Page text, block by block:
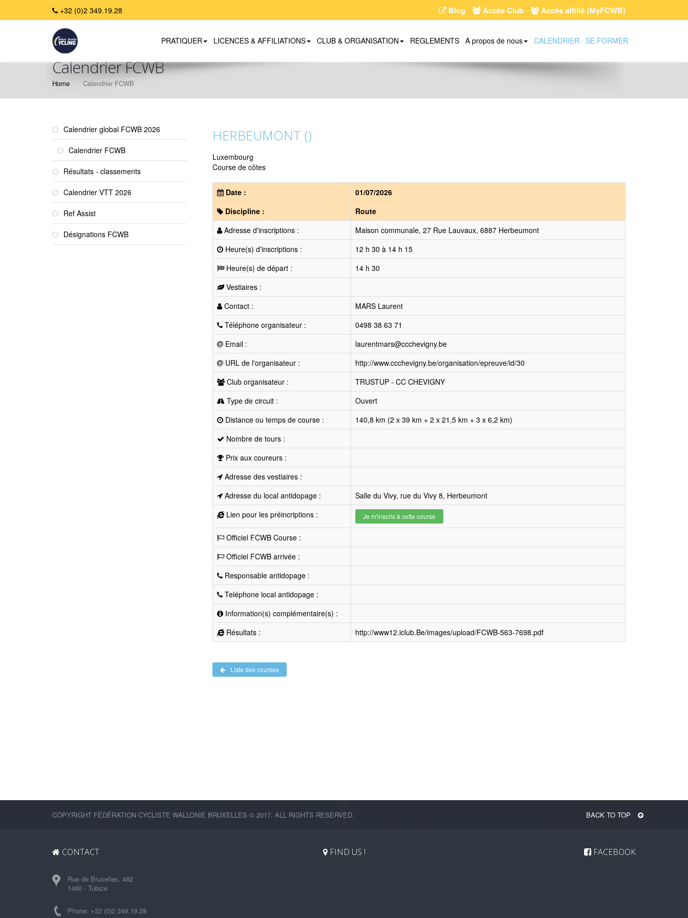
+32 (0)2 349.19.28 Blog Accès Club Accès affilié (MyFCWB)
PRATIQUER LICENCES & AFFILIATIONS CLUB & ORGANISATION REGLEMENTS A propos de nous CALENDRIER SE FORMER
Calendrier FCWB
Home Calendrier FCWB
Calendrier global FCWB 2026
Calendrier FCWB
Résultats - classements
Calendrier VTT 2026
Ref Assist
Désignations FCWB
HERBEUMONT ()
Luxembourg
Course de côtes
Date :
01/07/2026
Discipline :
Route
Adresse d'inscriptions :
Maison communale, 27 Rue Lauvaux, 6887 Herbeumont
Heure(s) d'inscriptions :
12 h 30 à 14 h 15
Heure(s) de départ :
14 h 30
Vestiaires :
Contact :
MARS Laurent
Téléphone organisateur :
0498 38 63 71
Email :
laurentmars@ccchevigny.be
URL de l'organisateur :
http://www.ccchevigny.be/organisation/epreuve/id/30
Club organisateur :
TRUSTUP - CC CHEVIGNY
Type de circuit :
Ouvert
Distance ou temps de course :
140,8 km (2 x 39 km + 2 x 21,5 km + 3 x 6,2 km)
Nombre de tours :
Prix aux coureurs :
Adresse des vestiaires :
Adresse du local antidopage :
Salle du Vivy, rue du Vivy 8, Herbeumont
Lien pour les préincriptions :
Je m'inscris à cette course
Officiel FCWB Course :
Officiel FCWB arrivée :
Responsable antidopage :
Teléphone local antidopage :
Information(s) complémentaire(s) :
Résultats :
http://www12.iclub.Be/images/upload/FCWB-563-7698.pdf
Liste des courses
COPYRIGHT FÉDÉRATION CYCLISTE WALLONIE BRUXELLES © 2017. ALL RIGHTS RESERVED. BACK TO TOP
CONTACT
Rue de Bruxelles, 482
1480 - Tubize
Phone: +32 (0)2 349.19.28
FIND US ! FACEBOOK